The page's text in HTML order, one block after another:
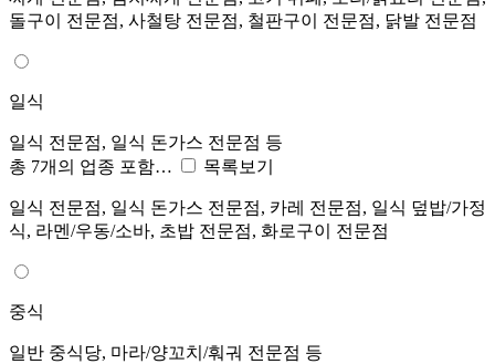
돌구이 전문점, 사철탕 전문점, 철판구이 전문점, 닭발 전문점
일식
일식 전문점, 일식 돈가스 전문점 등
총 7개의 업종 포함…
목록보기
일식 전문점, 일식 돈가스 전문점, 카레 전문점, 일식 덮밥/가정
식, 라멘/우동/소바, 초밥 전문점, 화로구이 전문점
중식
일반 중식당, 마라/양꼬치/훠궈 전문점 등